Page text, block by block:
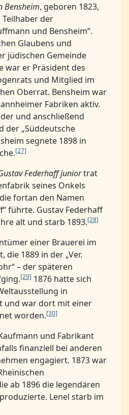
Bensheim, geboren 1823,
der
und Bensheim“.
Glaubens und
jüdischen Gemeinde
war er Präsident des
und Mitglied im
Oberrat. Bensheim war
Fabriken aktiv.
und anschließend
der „Süddeutsche
segnete 1898 in
[27]
Federhaff juniortrat
seines Onkels
fortan den Namen
führte. Gustav Federhaff
alt und starb 1893.[28]
einer Brauerei im
die 1889 in der „Ver.
– der späteren
[29] 1876 hatte sich
in
und war dort mit einer
worden.[30]
und Fabrikant
finanziell bei anderen
engagiert. 1873 war
ab 1896 die legendären
Lenel starb im